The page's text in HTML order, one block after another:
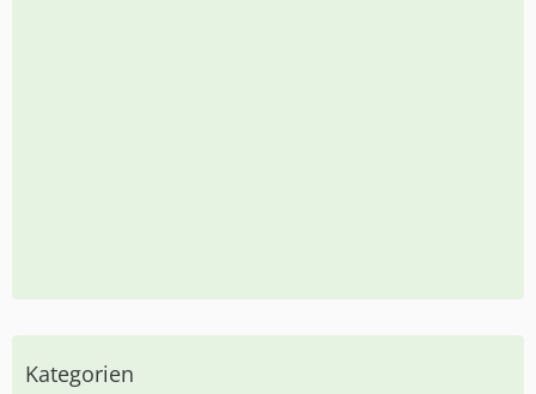
Kategorien